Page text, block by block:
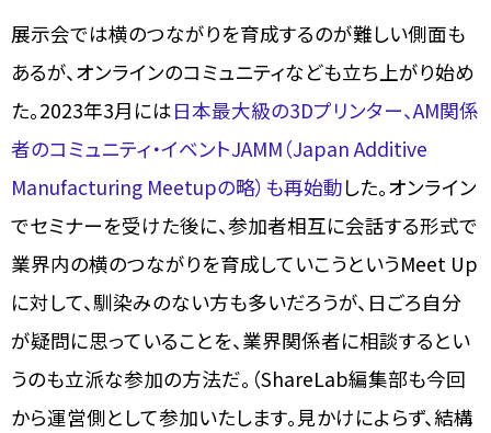
展示会では横のつながりを育成するのが難しい側面も
あるが、オンラインのコミュニティなども立ち上がり始め
た。2023年3月には日本最大級の3Dプリンター、AM関係
者のコミュニティ・イベントJAMM（Japan Additive
Manufacturing Meetupの略）も再始動した。オンライン
でセミナーを受けた後に、参加者相互に会話する形式で
業界内の横のつながりを育成していこうというMeet Up
に対して、馴染みのない方も多いだろうが、日ごろ自分
が疑問に思っていることを、業界関係者に相談するとい
うのも立派な参加の方法だ。（ShareLab編集部も今回
から運営側として参加いたします。見かけによらず、結構